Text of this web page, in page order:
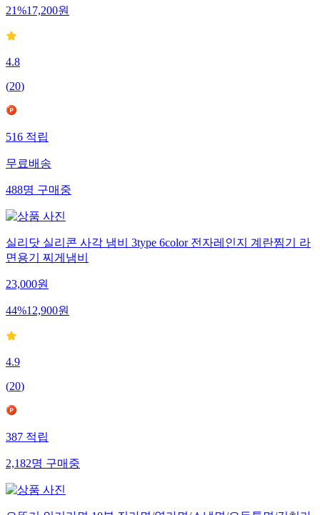
21%17,200원
4.8
(20)
516적립
무료배송
488명구매중
실리닷 실리콘 사각 냄비 3type 6color 전자레인지 계란찜기 라
면용기 찌게냄비
23,000원
44%12,900원
4.9
(20)
387적립
2,182명구매중